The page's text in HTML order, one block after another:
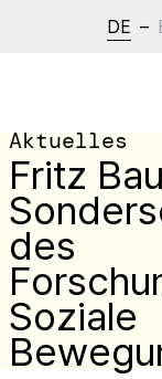
DE –
Aktuelles
Fritz
des
Soziale